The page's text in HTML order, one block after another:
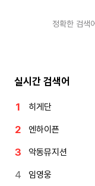
정확한 검색
실시간 검색어
히게단
엔하이픈
악동뮤지션
임영웅